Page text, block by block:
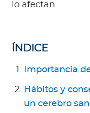
Red de Salud
lo afectan.
ÍNDICE
Importancia
Hábitos y
un cerebro